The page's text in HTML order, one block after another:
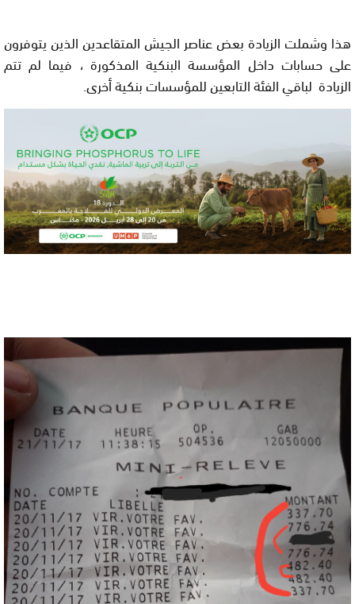
هذا وشملت الزيادة بعض عناصر الجيش المتقاعدين الذين يتوفرون
على حسابات داخل المؤسسة البنكية المذكورة ، فيما لم تتم
الزيادة لباقي الفئة التابعين للمؤسسات بنكية أخرى.